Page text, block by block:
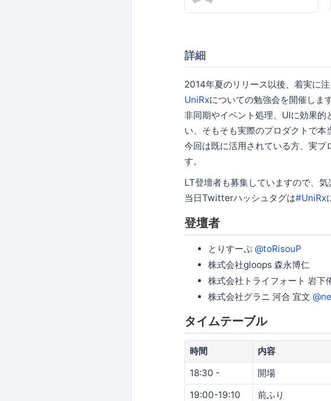
詳細
2014年夏のリリース以後、着実に
UniRxについての勉強会を開催します
非同期やイベント処理、UIに効果
い、そもそも実際のプロダクトで本
今回は既に活用されている方、実プ
す。
LT登壇者も募集していますので、気
当日Twitterハッシュタグは#UniRx
登壇者
とりすーぷ @toRisouP
株式会社gloops 森永博仁
株式会社トライフォート 岩下
株式会社グラニ 河合 宜文
タイムテーブル
時間
内容
18:30 -
開場
19:00-19:10
前ふり